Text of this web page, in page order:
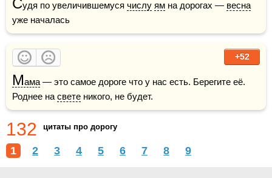
удя по увеличившемуся числу ям на дорогах — весна
уже началась
+52
Мама — это самое дороге что у нас есть. Берегите её.
Роднее на свете никого, не будет.
132 цитаты про дорогу
1 2 3 4 5 6 7 8 9